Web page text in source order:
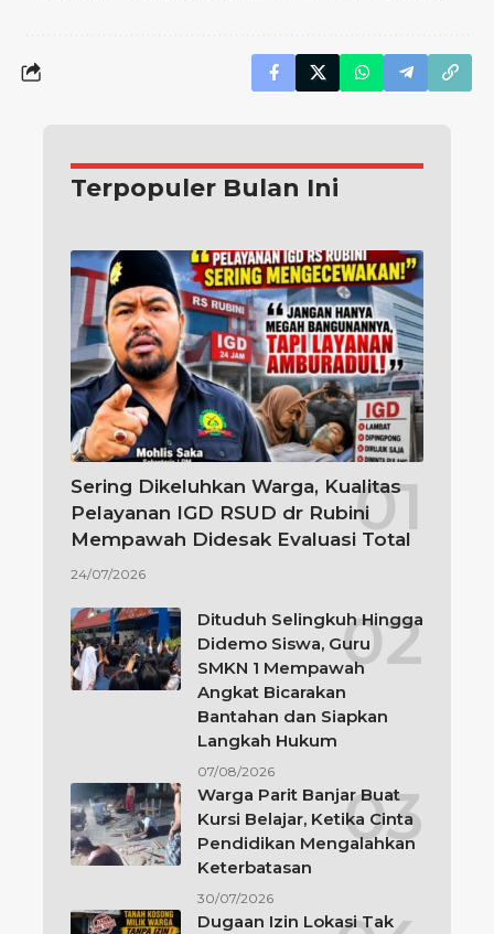
Terpopuler Bulan Ini
Sering Dikeluhkan Warga, Kualitas
Pelayanan IGD RSUD dr Rubini
Mempawah Didesak Evaluasi Total
24/07/2026
Dituduh Selingkuh Hingga
Didemo Siswa, Guru
SMKN 1 Mempawah
Angkat Bicarakan
Bantahan dan Siapkan
Langkah Hukum
07/08/2026
Warga Parit Banjar Buat
Kursi Belajar, Ketika Cinta
Pendidikan Mengalahkan
Keterbatasan
30/07/2026
Dugaan Izin Lokasi Tak